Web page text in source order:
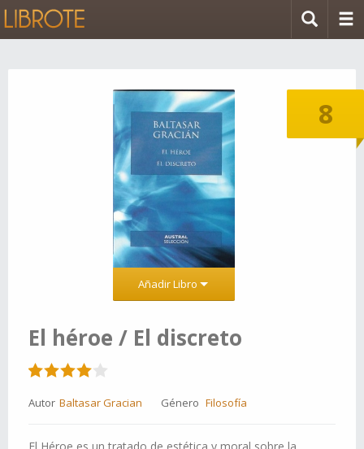
8
Añadir Libro
El héroe / El discreto
Autor Baltasar Gracian Género Filosofía